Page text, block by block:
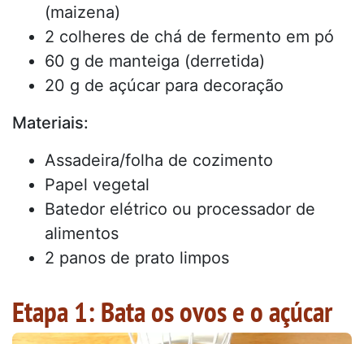
(maizena)
2 colheres de chá de fermento em pó
60 g de manteiga (derretida)
20 g de açúcar para decoração
Materiais:
Assadeira/folha de cozimento
Papel vegetal
Batedor elétrico ou processador de
alimentos
2 panos de prato limpos
Etapa 1: Bata os ovos e o açúcar